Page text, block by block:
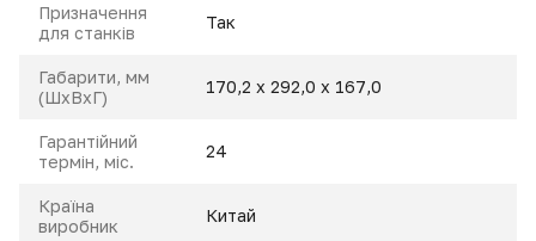
Призначення
для станків
Так
Габарити, мм
(ШхВхГ)
170,2 х 292,0 х 167,0
Гарантійний
термін, міс.
24
Країна
виробник
Китай